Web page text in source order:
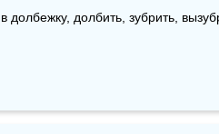
долбежку, долбить, зубрить,